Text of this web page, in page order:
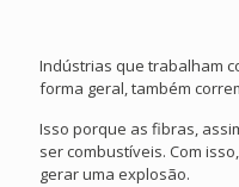
Indústrias que trabalham
forma geral, também
Isso porque as fibras,
ser combustíveis. Com
gerar uma explosão.